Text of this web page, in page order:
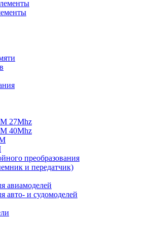
27Mhz
40Mhz
преобразования
и передатчик)
авиамоделей
авто- и судомоделей